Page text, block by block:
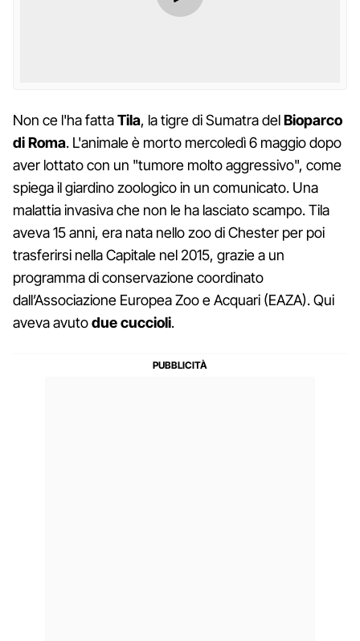
Non ce l'ha fattaTila, la tigre di Sumatra delBioparco
di Roma. L'animale è morto mercoledì 6 maggio dopo
aver lottato con un "tumore molto aggressivo", come
spiega il giardino zoologico in un comunicato. Una
malattia invasiva che non le ha lasciato scampo. Tila
aveva 15 anni, era nata nello zoo di Chester per poi
trasferirsi nella Capitale nel 2015, grazie a un
programma di conservazione coordinato
dall’Associazione Europea Zoo e Acquari (EAZA). Qui
aveva avutodue cuccioli.